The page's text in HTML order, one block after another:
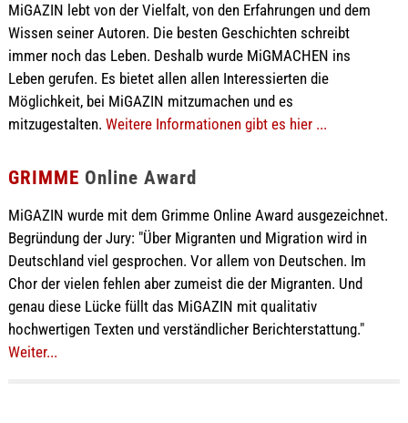
MiGAZIN lebt von der Vielfalt, von den Erfahrungen und dem
Wissen seiner Autoren. Die besten Geschichten schreibt
immer noch das Leben. Deshalb wurde MiGMACHEN ins
Leben gerufen. Es bietet allen allen Interessierten die
Möglichkeit, bei MiGAZIN mitzumachen und es
mitzugestalten. Weitere Informationen gibt es hier ...
GRIMME Online Award
MiGAZIN wurde mit dem Grimme Online Award ausgezeichnet.
Begründung der Jury: "Über Migranten und Migration wird in
Deutschland viel gesprochen. Vor allem von Deutschen. Im
Chor der vielen fehlen aber zumeist die der Migranten. Und
genau diese Lücke füllt das MiGAZIN mit qualitativ
hochwertigen Texten und verständlicher Berichterstattung."
Weiter...